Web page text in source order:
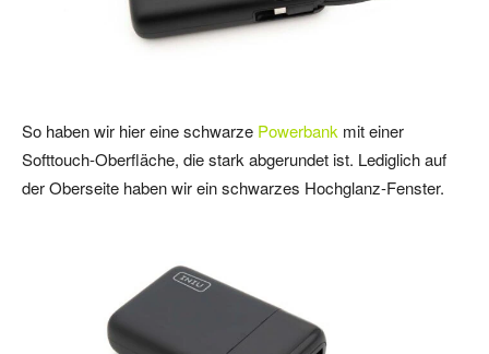
So haben wir hier eine schwarze Powerbank mit einer
Softtouch-Oberfläche, die stark abgerundet ist. Lediglich auf
der Oberseite haben wir ein schwarzes Hochglanz-Fenster.